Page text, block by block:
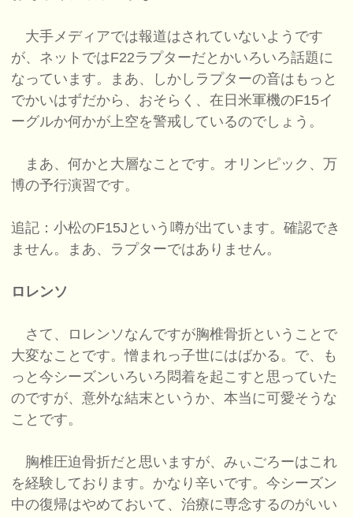
大手メディアでは報道はされていないようです
が、ネットではF22ラプターだとかいろいろ話題に
なっています。まあ、しかしラプターの音はもっと
でかいはずだから、おそらく、在日米軍機のF15イ
ーグルか何かが上空を警戒しているのでしょう。
まあ、何かと大層なことです。オリンピック、万
博の予行演習です。
追記：小松のF15Jという噂が出ています。確認でき
ません。まあ、ラプターではありません。
ロレンソ
さて、ロレンソなんですが胸椎骨折ということで
大変なことです。憎まれっ子世にはばかる。で、も
っと今シーズンいろいろ悶着を起こすと思っていた
のですが、意外な結末というか、本当に可愛そうな
ことです。
胸椎圧迫骨折だと思いますが、みぃごろーはこれ
を経験しております。かなり辛いです。今シーズン
中の復帰はやめておいて、治療に専念するのがいい